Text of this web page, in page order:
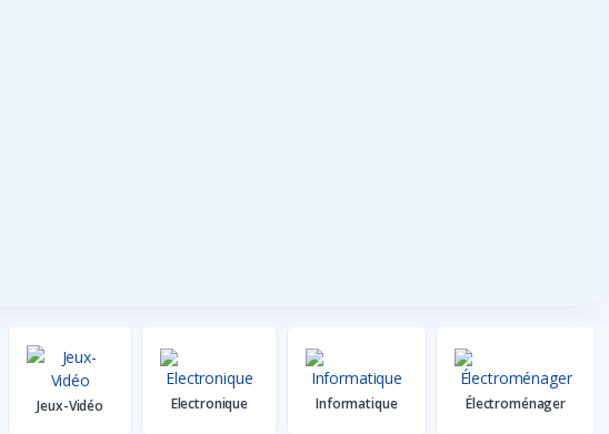
Jeux-Vidéo Electronique Informatique Électroménager